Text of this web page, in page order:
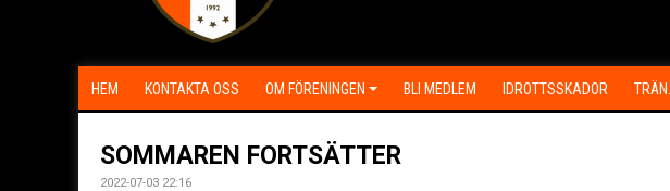
HEM KONTAKTA OSS OM FÖRENINGEN BLI MEDLEM IDROTTSSKADOR
SOMMAREN FORTSÄTTER
2022-07-03 22:16